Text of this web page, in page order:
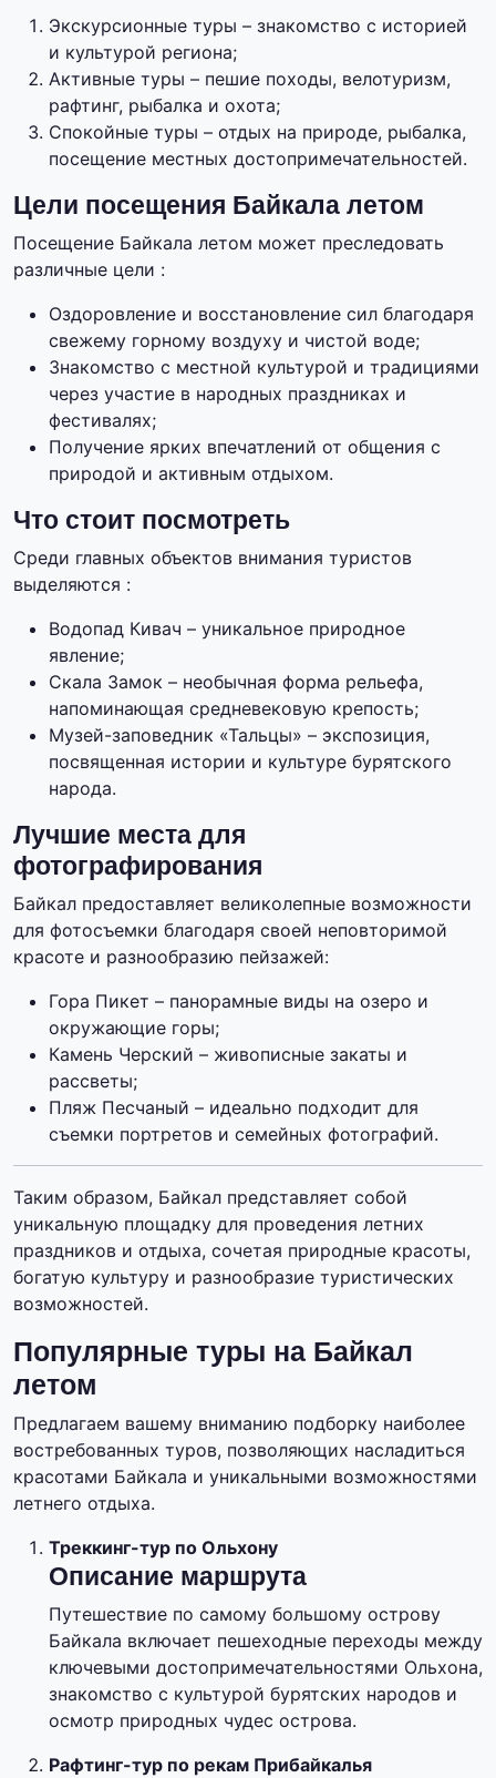
Экскурсионные туры – знакомство с историей
и культурой региона;
Активные туры – пешие походы, велотуризм,
рафтинг, рыбалка и охота;
Спокойные туры – отдых на природе, рыбалка,
посещение местных достопримечательностей.
Цели посещения Байкала летом
Посещение Байкала летом может преследовать
различные цели :
Оздоровление и восстановление сил благодаря
свежему горному воздуху и чистой воде;
Знакомство с местной культурой и традициями
через участие в народных праздниках и
фестивалях;
Получение ярких впечатлений от общения с
природой и активным отдыхом.
Что стоит посмотреть
Среди главных объектов внимания туристов
выделяются :
Водопад Кивач – уникальное природное
явление;
Скала Замок – необычная форма рельефа,
напоминающая средневековую крепость;
Музей-заповедник «Тальцы» – экспозиция,
посвященная истории и культуре бурятского
народа.
Лучшие места для
фотографирования
Байкал предоставляет великолепные возможности
для фотосъемки благодаря своей неповторимой
красоте и разнообразию пейзажей:
Гора Пикет – панорамные виды на озеро и
окружающие горы;
Камень Черский – живописные закаты и
рассветы;
Пляж Песчаный – идеально подходит для
съемки портретов и семейных фотографий.
Таким образом, Байкал представляет собой
уникальную площадку для проведения летних
праздников и отдыха, сочетая природные красоты,
богатую культуру и разнообразие туристических
возможностей.
Популярные туры на Байкал
летом
Предлагаем вашему вниманию подборку наиболее
востребованных туров, позволяющих насладиться
красотами Байкала и уникальными возможностями
летнего отдыха.
Треккинг-тур по Ольхону
Описание маршрута
Путешествие по самому большому острову
Байкала включает пешеходные переходы между
ключевыми достопримечательностями Ольхона,
знакомство с культурой бурятских народов и
осмотр природных чудес острова.
Рафтинг-тур по рекам Прибайкалья